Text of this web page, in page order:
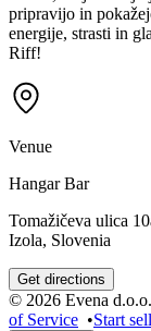
pripravijo in
energije, strasti in
Riff!
Venue
Hangar Bar
Tomažičeva ulica
Izola, Slovenia
Get directions
© 2026 Evena d.o.o.
of Service •Start